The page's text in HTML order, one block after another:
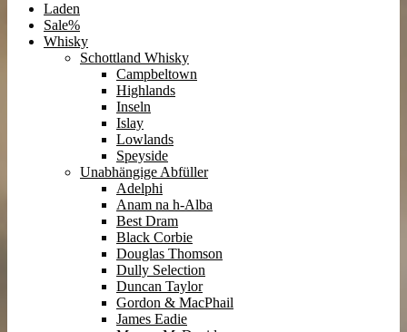
Laden
Sale%
Whisky
Schottland Whisky
Campbeltown
Highlands
Inseln
Islay
Lowlands
Speyside
Unabhängige Abfüller
Adelphi
Anam na h-Alba
Best Dram
Black Corbie
Douglas Thomson
Dully Selection
Duncan Taylor
Gordon & MacPhail
James Eadie